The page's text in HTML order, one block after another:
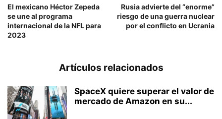
El mexicano Héctor Zepeda
se une al programa
internacional de la NFL para
2023
Rusia advierte del “enorme”
riesgo de una guerra nuclear
por el conflicto en Ucrania
Artículos relacionados
SpaceX quiere superar el valor de
mercado de Amazon en su...